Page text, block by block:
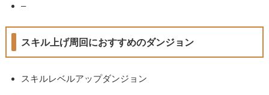
–
スキル上げ周回におすすめのダンジョン
スキルレベルアップダンジョン